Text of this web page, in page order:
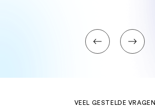
VEEL GESTELDE VRAGEN